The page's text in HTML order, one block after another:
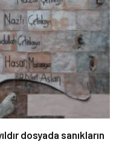
dosyada sanıkların